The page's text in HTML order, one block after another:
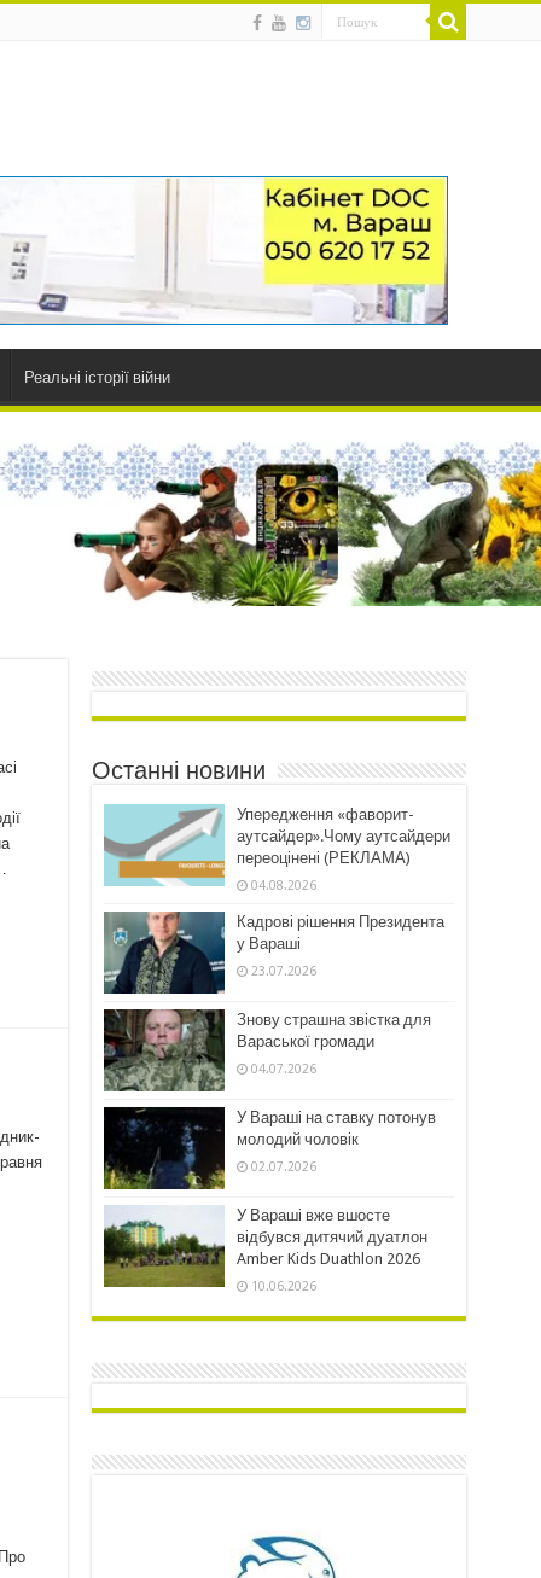
Реальні історії війни
Останні новини
Упередження «фаворит-
аутсайдер».Чому аутсайдери
переоцінені (РЕКЛАМА)
04.08.2026
Кадрові рішення Президента
у Вараші
23.07.2026
Знову страшна звістка для
Вараської громади
04.07.2026
У Вараші на ставку потонув
молодий чоловік
02.07.2026
У Вараші вже вшосте
відбувся дитячий дуатлон
Amber Kids Duathlon 2026
10.06.2026